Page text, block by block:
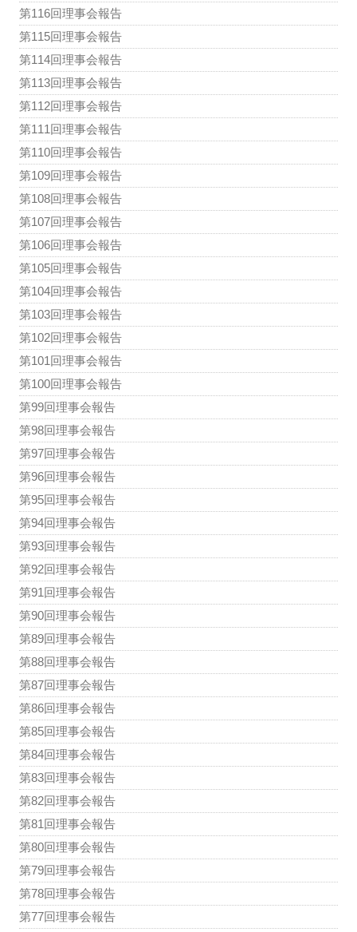
第116回理事会報告
第115回理事会報告
第114回理事会報告
第113回理事会報告
第112回理事会報告
第111回理事会報告
第110回理事会報告
第109回理事会報告
第108回理事会報告
第107回理事会報告
第106回理事会報告
第105回理事会報告
第104回理事会報告
第103回理事会報告
第102回理事会報告
第101回理事会報告
第100回理事会報告
第99回理事会報告
第98回理事会報告
第97回理事会報告
第96回理事会報告
第95回理事会報告
第94回理事会報告
第93回理事会報告
第92回理事会報告
第91回理事会報告
第90回理事会報告
第89回理事会報告
第88回理事会報告
第87回理事会報告
第86回理事会報告
第85回理事会報告
第84回理事会報告
第83回理事会報告
第82回理事会報告
第81回理事会報告
第80回理事会報告
第79回理事会報告
第78回理事会報告
第77回理事会報告